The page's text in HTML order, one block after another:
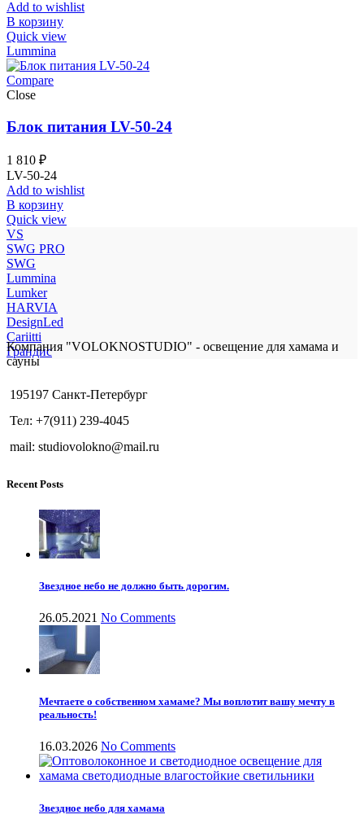
Add to wishlist
В корзину
Quick view
Lummina
Compare
Close
Блок питания LV-50-24
1 810 ₽
LV-50-24
Add to wishlist
В корзину
Quick view
VS
SWG PRO
SWG
Lummina
Lumker
HARVIA
DesignLed
Cariitti
Грандис
Компания "VOLOKNOSTUDIO" - освещение для хамама и
сауны
195197 Санкт-Петербург
Тел: +7(911) 239-4045
mail: studiovolokno@mail.ru
Recent Posts
Звездное небо не должно быть дорогим.
26.05.2021 No Comments
Мечтаете о собственном хамаме? Мы воплотит вашу мечту в
реальность!
16.03.2026 No Comments
Звездное небо для хамама